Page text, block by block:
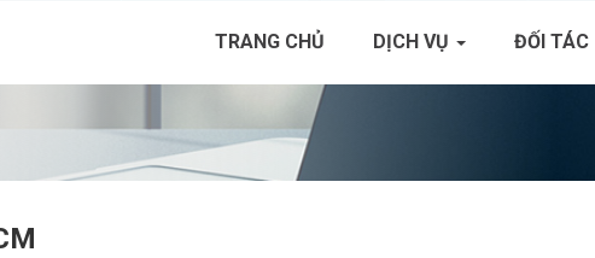
TRANG CHỦ DỊCH VỤ ĐỐI TÁC